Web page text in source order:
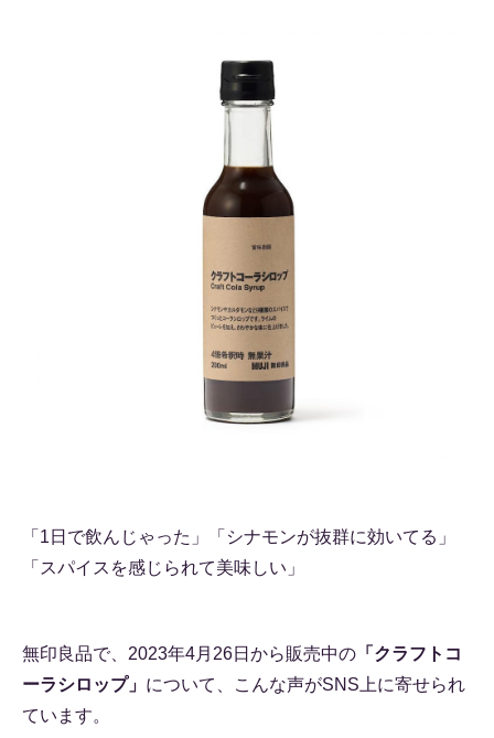
「1日で飲んじゃった」「シナモンが抜群に効いてる」
「スパイスを感じられて美味しい」
無印良品で、2023年4月26日から販売中の 「クラフトコ
ーラシロップ」 について、こんな声がSNS上に寄せられ
ています。